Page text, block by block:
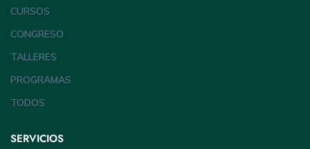
CURSOS
CONGRESO
TALLERES
PROGRAMAS
TODOS
SERVICIOS